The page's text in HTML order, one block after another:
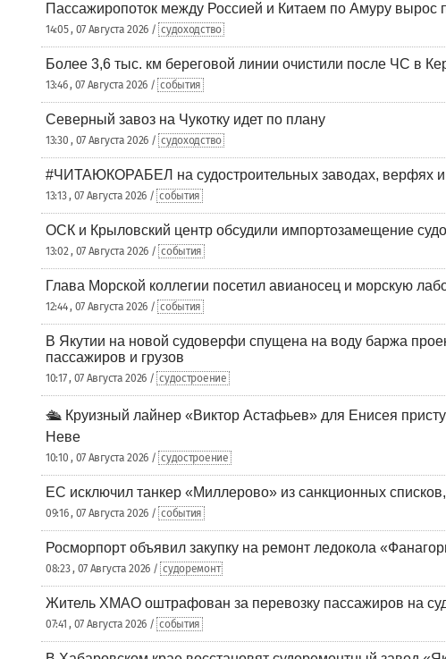
Пассажиропоток между Россией и Китаем по Амуру вырос
14:05 , 07 Августа 2026 / судоходство
Более 3,6 тыс. км береговой линии очистили после ЧС в
13:46 , 07 Августа 2026 / события
Северный завоз на Чукотку идет по плану
13:30 , 07 Августа 2026 / судоходство
#ЧИТАЮКОРАБЕЛ на судостроительных заводах, верфях и
13:13 , 07 Августа 2026 / события
ОСК и Крыловский центр обсудили импортозамещение
13:02 , 07 Августа 2026 / события
Глава Морской коллегии посетил авианосец и морскую
12:44 , 07 Августа 2026 / события
В Якутии на новой судоверфи спущена на воду баржа
пассажиров и грузов
10:17 , 07 Августа 2026 / судостроение
🛳️ Круизный лайнер «Виктор Астафьев» для Енисея
Неве
10:10 , 07 Августа 2026 / судостроение
ЕС исключил танкер «Миллерово» из санкционных
09:16 , 07 Августа 2026 / события
Росморпорт объявил закупку на ремонт ледокола
08:23 , 07 Августа 2026 / судоремонт
Житель ХМАО оштрафован за перевозку пассажиров на
07:41 , 07 Августа 2026 / события